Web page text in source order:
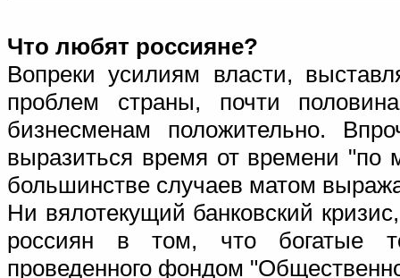
Что любят россияне?
Вопреки усилиям власти,
проблем страны, почти
бизнесменам положительно.
выразиться время от времени "по
большинстве случаев матом
Ни вялотекущий банковский
россиян в том, что богатые
проведенного фондом